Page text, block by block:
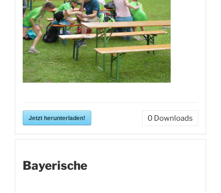
Jetzt herunterladen! 0 Downloads
Bayerische